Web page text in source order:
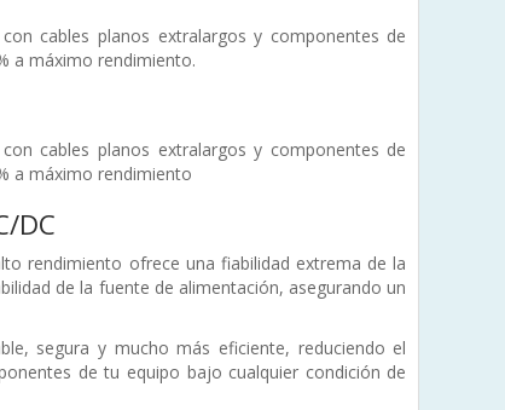
cables planos extralargos y componentes de
a máximo rendimiento.
cables planos extralargos y componentes de
a máximo rendimiento
DC
rendimiento ofrece una fiabilidad extrema de la
de la fuente de alimentación, asegurando un
segura y mucho más eficiente, reduciendo el
de tu equipo bajo cualquier condición de